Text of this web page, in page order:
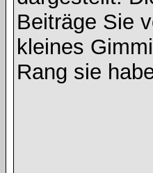
Beiträge Sie
kleines
Rang sie